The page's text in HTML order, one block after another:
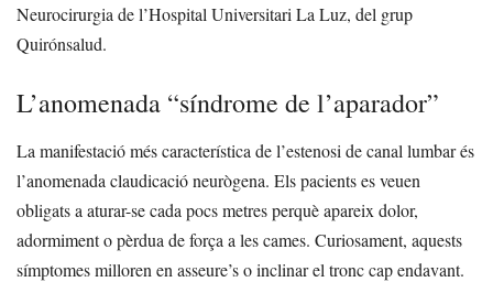
Neurocirurgia de l’Hospital Universitari La Luz, del grup
Quirónsalud.
L’anomenada “síndrome de l’aparador”
La manifestació més característica de l’estenosi de canal lumbar és
l’anomenada claudicació neurògena. Els pacients es veuen
obligats a aturar-se cada pocs metres perquè apareix dolor,
adormiment o pèrdua de força a les cames. Curiosament, aquests
símptomes milloren en asseure’s o inclinar el tronc cap endavant.